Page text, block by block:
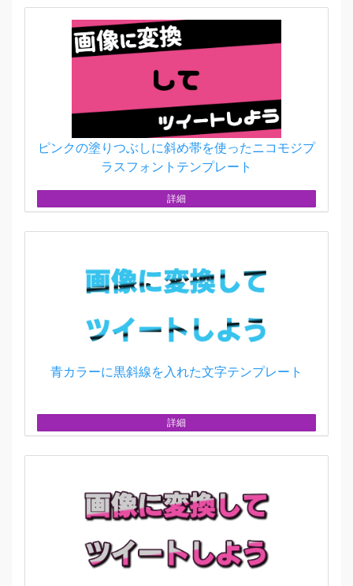
ピンクの塗りつぶしに斜め帯を使ったニコモジプ
ラスフォントテンプレート
詳細
青カラーに黒斜線を入れた文字テンプレート
詳細